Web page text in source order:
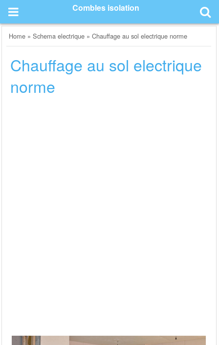
content
Combles isolation
Home »Schema electrique »Chauffage au sol electrique norme
Chauffage au sol electrique
norme